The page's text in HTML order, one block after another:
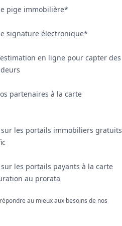
pige immobilière*
signature électronique*
en ligne pour capter des
partenaires à la carte
les portails immobiliers gratuits
les portails payants à la carte
au prorata
au mieux aux besoins de nos